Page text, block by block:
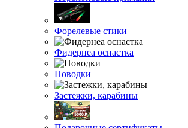
Форелевые стики
Фидернеа оснастка
Поводки
Застежки, карабины